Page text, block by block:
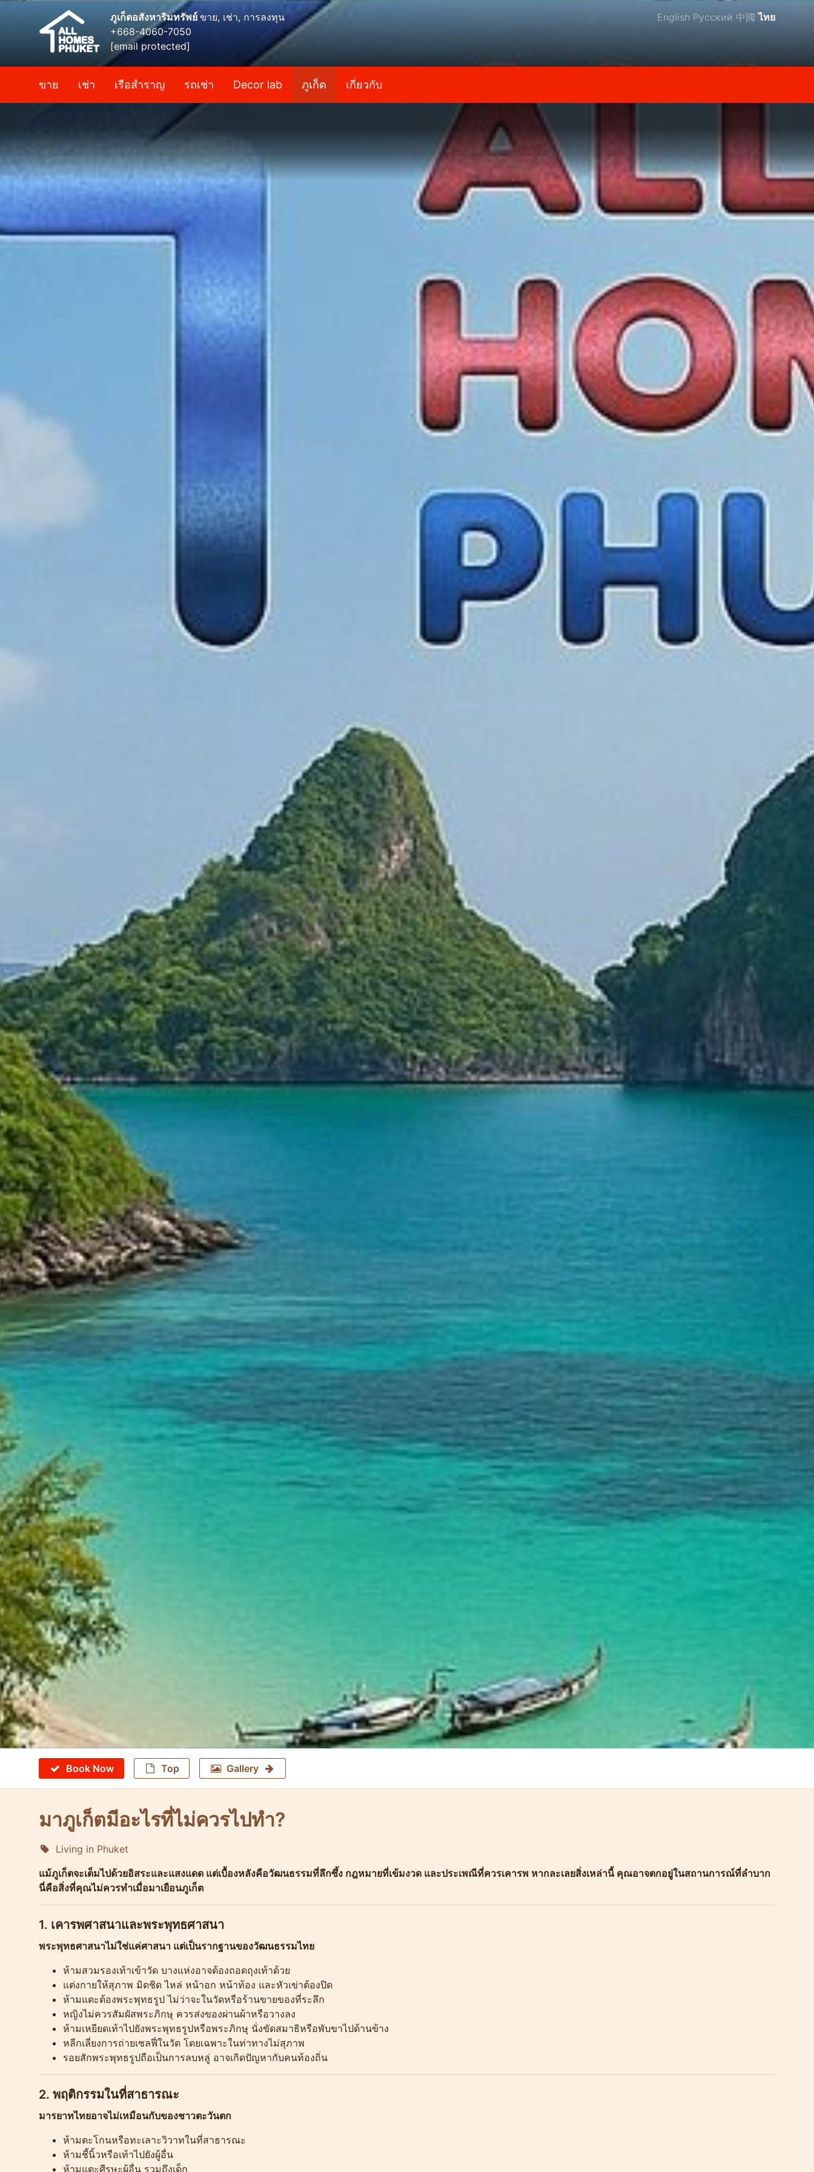
ภูเก็ตอสังหาริมทรัพย์ขาย, เช่า, การลงทุน
+668-4060-7050
[email protected]
English Русский 中國 ไทย
ขาย เช่า เรือสำราญ รถเช่า Decor lab ภูเก็ต เกี่ยวกับ
Book Now Top Gallery
มาภูเก็ตมีอะไรที่ไม่ควรไปทำ?
Molokophuket
Living in Phuket
แม้ภูเก็ตจะเต็มไปด้วยอิสระและแสงแดด แต่เบื้องหลังคือวัฒนธรรมที่ลึกซึ้ง กฎหมายที่เข้มงวด และประเพณีที่ควรเคารพ หากละเลยสิ่งเหล่านี้ คุณอาจตกอยู่ในสถานการณ์ที่ลำบาก
นี่คือสิ่งที่คุณไม่ควรทำเมื่อมาเยือนภูเก็ต
1. เคารพศาสนาและพระพุทธศาสนา
พระพุทธศาสนาไม่ใช่แค่ศาสนา แต่เป็นรากฐานของวัฒนธรรมไทย
ห้ามสวมรองเท้าเข้าวัด บางแห่งอาจต้องถอดถุงเท้าด้วย
แต่งกายให้สุภาพ มิดชิด ไหล่ หน้าอก หน้าท้อง และหัวเข่าต้องปิด
ห้ามแตะต้องพระพุทธรูป ไม่ว่าจะในวัดหรือร้านขายของที่ระลึก
หญิงไม่ควรสัมผัสพระภิกษุ ควรส่งของผ่านผ้าหรือวางลง
ห้ามเหยียดเท้าไปยังพระพุทธรูปหรือพระภิกษุ นั่งขัดสมาธิหรือพับขาไปด้านข้าง
หลีกเลี่ยงการถ่ายเซลฟี่ในวัด โดยเฉพาะในท่าทางไม่สุภาพ
รอยสักพระพุทธรูปถือเป็นการลบหลู่ อาจเกิดปัญหากับคนท้องถิ่น
2. พฤติกรรมในที่สาธารณะ
มารยาทไทยอาจไม่เหมือนกับของชาวตะวันตก
ห้ามตะโกนหรือทะเลาะวิวาทในที่สาธารณะ
ห้ามชี้นิ้วหรือเท้าไปยังผู้อื่น
ห้ามแตะศีรษะผู้อื่น รวมถึงเด็ก